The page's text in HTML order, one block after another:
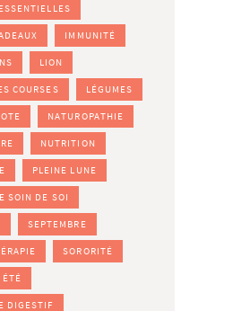
IMMUNITÉ
LION
COURSES LÉGUMES
NATUROPATHIE
NUTRITION
PLEINE LUNE
SOIN DE SOI
SEPTEMBRE
SORORITÉ
DIGESTIF